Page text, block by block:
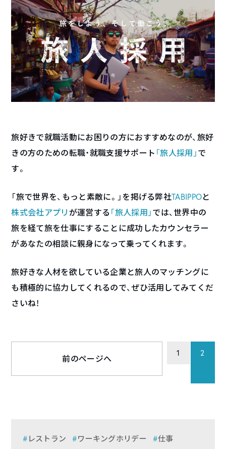
旅好きで就職活動にお困りの方におすすめなのが、旅好
きの方のための転職・就職支援サポート 「旅人採用」 で
す。
「旅で世界を、もっと素敵に。」を掲げる弊社TABIPPOと
株式会社アプリ が運営する 「旅人採用」 では、世界中の
旅を経て旅を仕事にすることに成功したカウンセラー
があなたの相談に親身になって乗ってくれます。
旅好きな人材を欲している企業と旅人のマッチングに
も積極的に協力してくれるので、ぜひ活用してみてくだ
さいね！
前のページへ
1 2
レストラン ワーキングホリデー
仕事